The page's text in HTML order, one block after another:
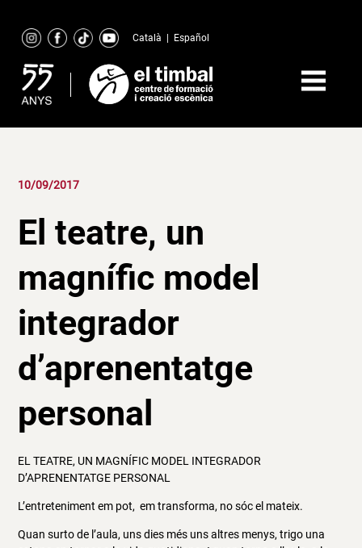
content
Català Español
10/09/2017
El teatre, un
magnífic model
integrador
d’aprenentatge
personal
EL TEATRE, UN MAGNÍFIC MODEL INTEGRADOR
D’APRENENTATGE PERSONAL
L’entreteniment em pot, em transforma, no sóc el mateix.
Quan surto de l’aula, uns dies més uns altres menys, trigo una